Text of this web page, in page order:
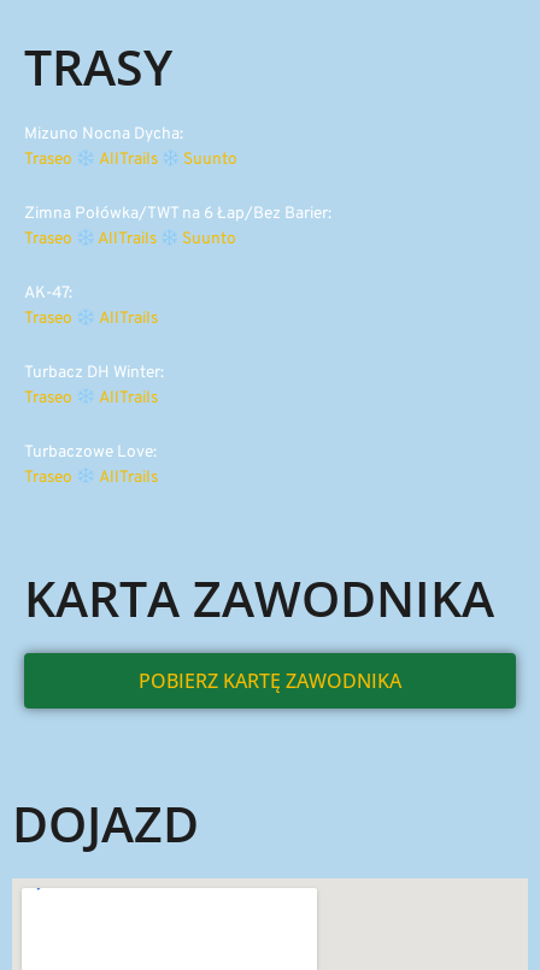
TRASY
Mizuno Nocna Dycha:
Traseo
AllTrails Suunto
Zimna Połówka/TWT na 6 Łap/Bez Barier:
Traseo
AllTrails Suunto
AK-47:
Traseo
AllTrails
Turbacz DH Winter:
Traseo
AllTrails
Turbaczowe Love:
Traseo
AllTrails
KARTA ZAWODNIKA
POBIERZ KARTĘ ZAWODNIKA
DOJAZD